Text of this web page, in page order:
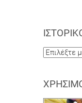
Ιστορικό